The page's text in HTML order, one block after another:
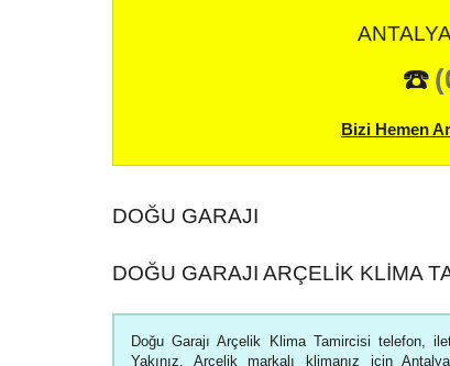
☎️
Bizi Hemen
DOĞU GARAJI
DOĞU GARAJI ARÇELIK KLIMA
Doğu Garajı Arçelik Klima Tamircisi telefon,
Yakınız. Arçelik markalı klimanız için